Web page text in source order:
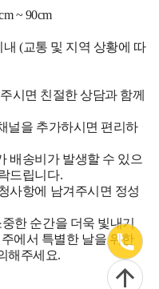
~ 90cm
내 (교통 및 지역 상황에 따
시면 친절한 상담과 함께
널을 추가하시면 편리하
배송비가 발생할 수 있으
드립니다.
사항에 남겨주시면 정성
한 순간을 더욱 빛내기
에서 특별한 날을 위한
해주세요.